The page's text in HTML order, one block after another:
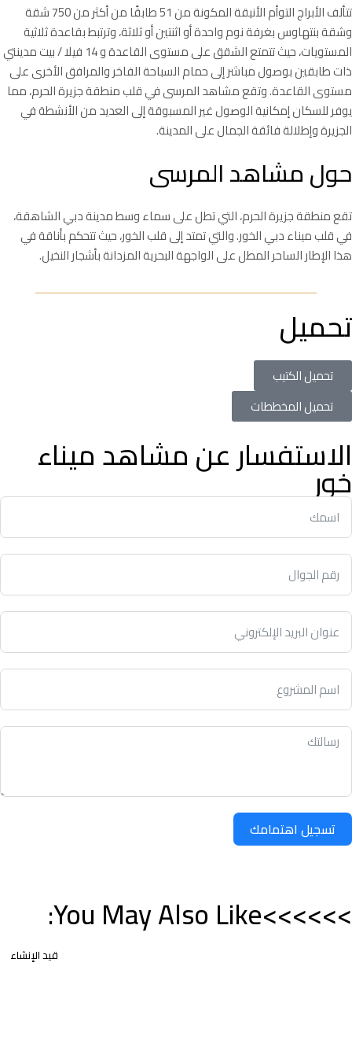
تتألف الأبراج التوأم الأنيقة المكونة من 51 طابقًا من أكثر من 750 شقة
وشقة بنتهاوس بغرفة نوم واحدة أو اثنتين أو ثلاثة، وترتبط بقاعدة ثلاثية
المستويات، حيث تتمتع الشقق على مستوى القاعدة و 14 فيلا / بيت مدينتي
ذات طابقين بوصول مباشر إلى حمام السباحة الفاخر والمرافق الأخرى على
مستوى القاعدة. وتقع مشاهد المرسى في قلب منطقة جزيرة الحرم، مما
يوفر للسكان إمكانية الوصول غير المسبوقة إلى العديد من الأنشطة في
الجزيرة وإطلالة فائقة الجمال على المدينة.
حول مشاهد المرسى
تقع منطقة جزيرة الحرم، التي تطل على سماء وسط مدينة دبي الشاهقة،
في قلب ميناء دبي الخور. والتي تمتد إلى قلب الخور، حيث تتحكم بأناقة في
هذا الإطار الساحر المطل على الواجهة البحرية المزدانة بأشجار النخيل.
تحميل
تحميل الكتيب
تحميل المخططات
الاستفسار عن مشاهد ميناء
خور
تسجيل اهتمامك
>>>>>>You May Also Like:
قيد الإنشاء